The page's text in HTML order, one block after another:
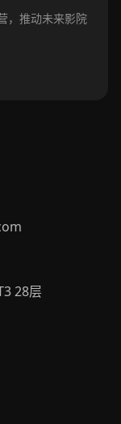
，推动未来影院
28层